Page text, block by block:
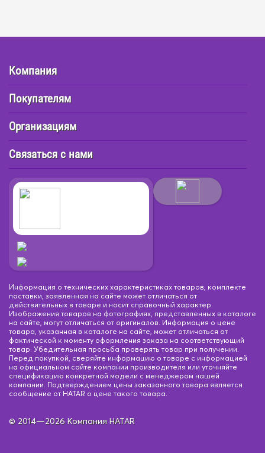
Компания
Покупателям
Организациям
Связаться с нами
Информация о технических характеристиках товаров, комплекте
поставки, заявленная на сайте может отличаться от
действительных в товаре и носит справочный характер.
Изображения товаров на фотографиях, представленных в каталоге
на сайте, могут отличаться от оригиналов. Информация о цене
товара, указанная в каталоге на сайте, может отличаться от
фактической к моменту оформления заказа на соответствующий
товар. Убедительная просьба проверять товар при получении.
Перед покупкой, сверяйте информацию о товаре с информацией
на официальном сайте компании производителя или уточняйте
спецификацию конкретной модели с менеджером нашей
компании. Подтверждением цены заказанного товара является
сообщение от HATAR о цене такого товара.
© 2014—2026 Компания HATAR